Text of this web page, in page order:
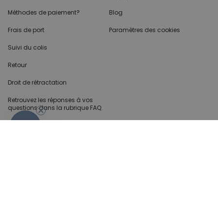
Méthodes de paiement?
Frais de port
Suivi du colis
Retour
Droit de rétractation
Retrouvez les réponses à vos
questions dans la rubrique FAQ.
Blog
Paramètres des cookies